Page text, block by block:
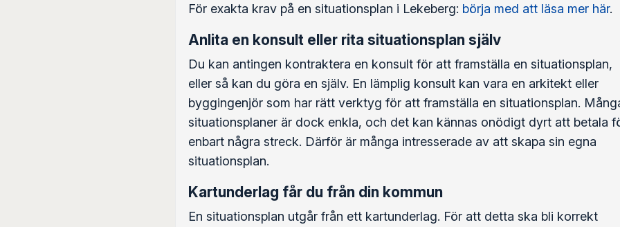
För exakta krav på en situationsplan i Lekeberg: börja med att läsa mer här.
Anlita en konsult eller rita situationsplan själv
Du kan antingen kontraktera en konsult för att framställa en situationsplan,
eller så kan du göra en själv. En lämplig konsult kan vara en arkitekt eller
byggingenjör som har rätt verktyg för att framställa en situationsplan.
situationsplaner är dock enkla, och det kan kännas onödigt dyrt att betala
enbart några streck. Därför är många intresserade av att skapa sin egna
situationsplan.
Kartunderlag får du från din kommun
En situationsplan utgår från ett kartunderlag. För att detta ska bli korrekt